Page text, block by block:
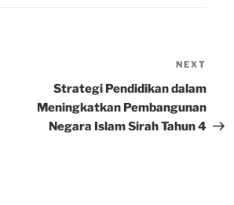
Post
NEXT
Strategi Pendidikan dalam
Meningkatkan Pembangunan
Negara Islam Sirah Tahun 4